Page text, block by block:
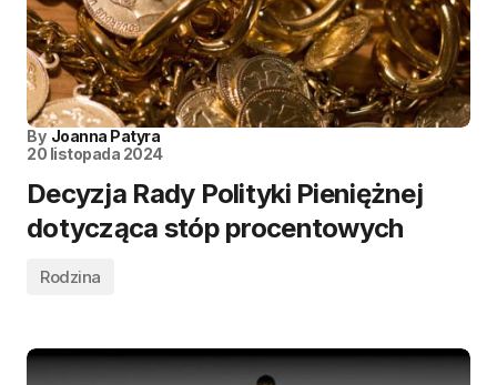
By Joanna Patyra
20 listopada 2024
Decyzja Rady Polityki Pieniężnej
dotycząca stóp procentowych
Rodzina